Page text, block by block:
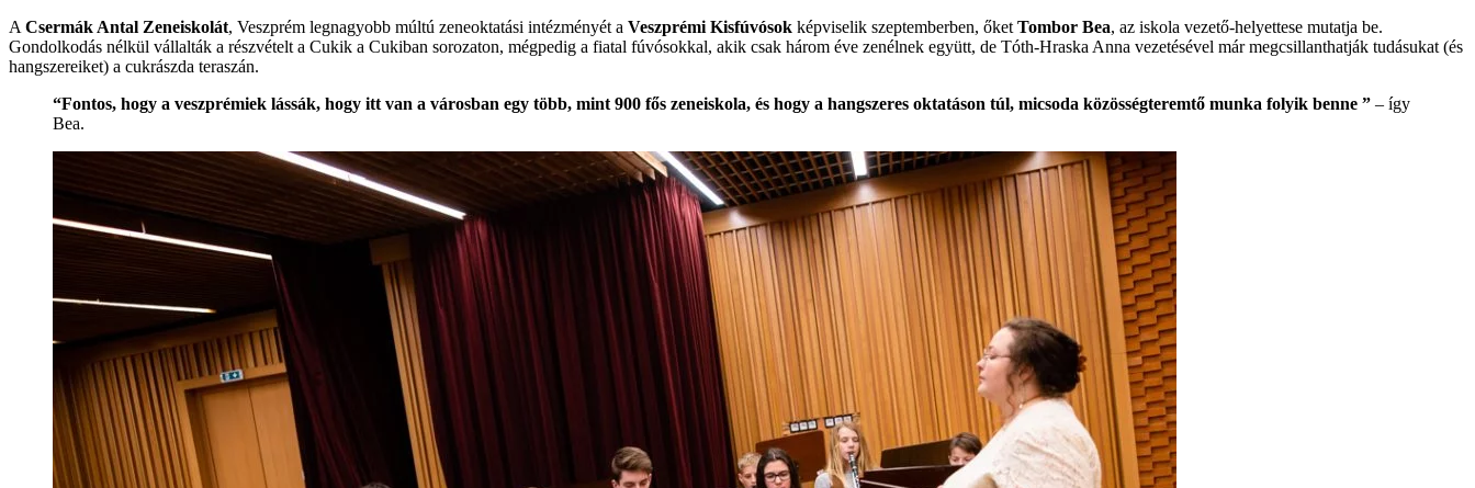
A Csermák Antal Zeneiskolát, Veszprém legnagyobb múltú zeneoktatási intézményét a Veszprémi Kisfúvósok képviselik szeptemberben, őket Tombor Bea, az iskola vezető-helyettese mutatja be.
Gondolkodás nélkül vállalták a részvételt a Cukik a Cukiban sorozaton, mégpedig a fiatal fúvósokkal, akik csak három éve zenélnek együtt, de Tóth-Hraska Anna vezetésével már megcsillanthatják tudásukat (és
hangszereiket) a cukrászda teraszán.
“Fontos, hogy a veszprémiek lássák, hogy itt van a városban egy több, mint 900 fős zeneiskola, és hogy a hangszeres oktatáson túl, micsoda közösségteremtő munka folyik benne ” ‒ így
Bea.